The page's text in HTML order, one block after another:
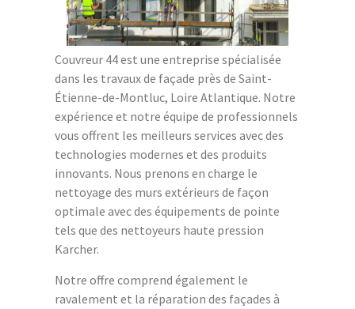
Couvreur 44 est une entreprise spécialisée
dans les travaux de façade près de Saint-
Étienne-de-Montluc, Loire Atlantique. Notre
expérience et notre équipe de professionnels
vous offrent les meilleurs services avec des
technologies modernes et des produits
innovants. Nous prenons en charge le
nettoyage des murs extérieurs de façon
optimale avec des équipements de pointe
tels que des nettoyeurs haute pression
Karcher.
Notre offre comprend également le
ravalement et la réparation des façades à